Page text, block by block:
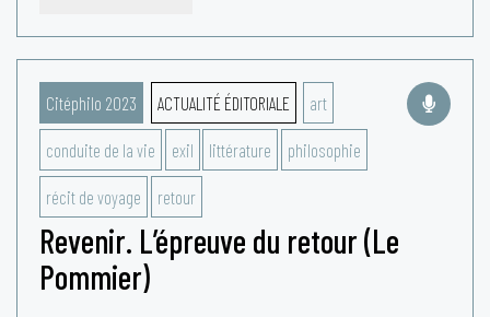
Citéphilo 2023 ACTUALITÉ ÉDITORIALE art
conduite de la vie exil littérature philosophie
récit de voyage retour
Revenir. L’épreuve du retour (Le
Pommier)